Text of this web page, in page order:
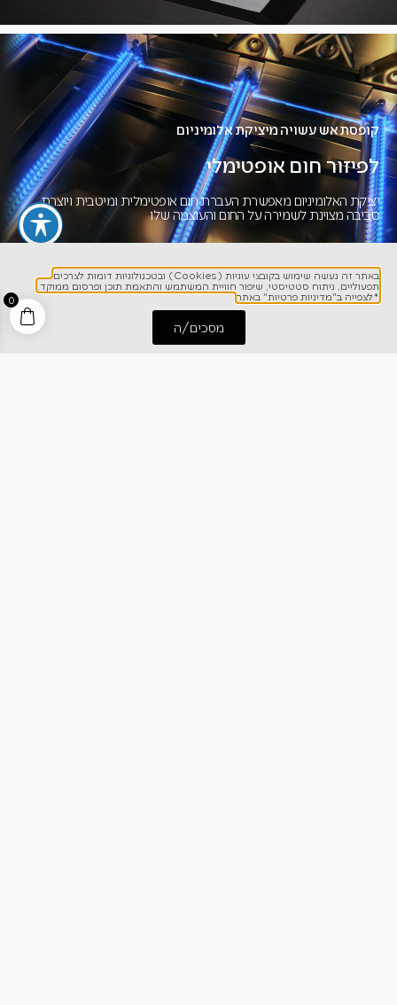
0
קופסת אש עשויה מיציקת אלומיניום
לפיזור חום אופטימלי
יציקת האלומיניום מאפשרת העברת חום אופטימלית ומיטבית ויוצרת
סביבה מצוינת לשמירה על החום והעוצמה שלו
באתר זה נעשה שימוש בקובצי עוגיות (Cookies) ובטכנולוגיות דומות לצרכים
תפעוליים, ניתוח סטטיסטי, שיפור חוויית המשתמש והתאמת תוכן ופרסום ממוקד.
*לצפייה ב"מדיניות פרטיות" באתר
מסכים/ה